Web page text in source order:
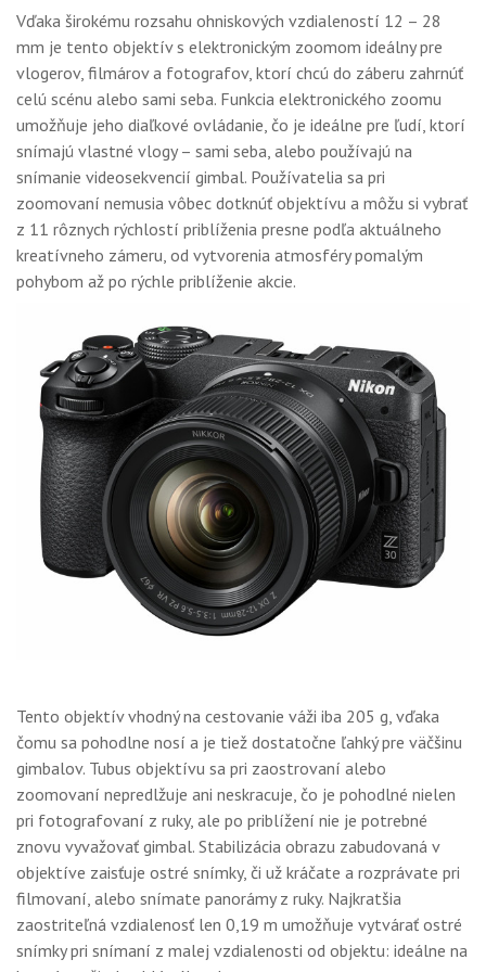
Vďaka širokému rozsahu ohniskových vzdialeností 12 – 28
mm je tento objektív s elektronickým zoomom ideálny pre
vlogerov, filmárov a fotografov, ktorí chcú do záberu zahrnúť
celú scénu alebo sami seba. Funkcia elektronického zoomu
umožňuje jeho diaľkové ovládanie, čo je ideálne pre ľudí, ktorí
snímajú vlastné vlogy – sami seba, alebo používajú na
snímanie videosekvencií gimbal. Používatelia sa pri
zoomovaní nemusia vôbec dotknúť objektívu a môžu si vybrať
z 11 rôznych rýchlostí priblíženia presne podľa aktuálneho
kreatívneho zámeru, od vytvorenia atmosféry pomalým
pohybom až po rýchle priblíženie akcie.
Tento objektív vhodný na cestovanie váži iba 205 g, vďaka
čomu sa pohodlne nosí a je tiež dostatočne ľahký pre väčšinu
gimbalov. Tubus objektívu sa pri zaostrovaní alebo
zoomovaní nepredlžuje ani neskracuje, čo je pohodlné nielen
pri fotografovaní z ruky, ale po priblížení nie je potrebné
znovu vyvažovať gimbal. Stabilizácia obrazu zabudovaná v
objektíve zaisťuje ostré snímky, či už kráčate a rozprávate pri
filmovaní, alebo snímate panorámy z ruky. Najkratšia
zaostriteľná vzdialenosť len 0,19 m umožňuje vytvárať ostré
snímky pri snímaní z malej vzdialenosti od objektu: ideálne na